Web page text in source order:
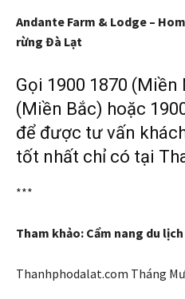
Andante Farm & Lodge –
rừng Đà Lạt
Gọi 1900 1870 (Miền
(Miền Bắc) hoặc
để được tư vấn
tốt nhất chỉ có tại
***
Tham khảo: Cẩm nang du
Thanhphodalat.com Tháng